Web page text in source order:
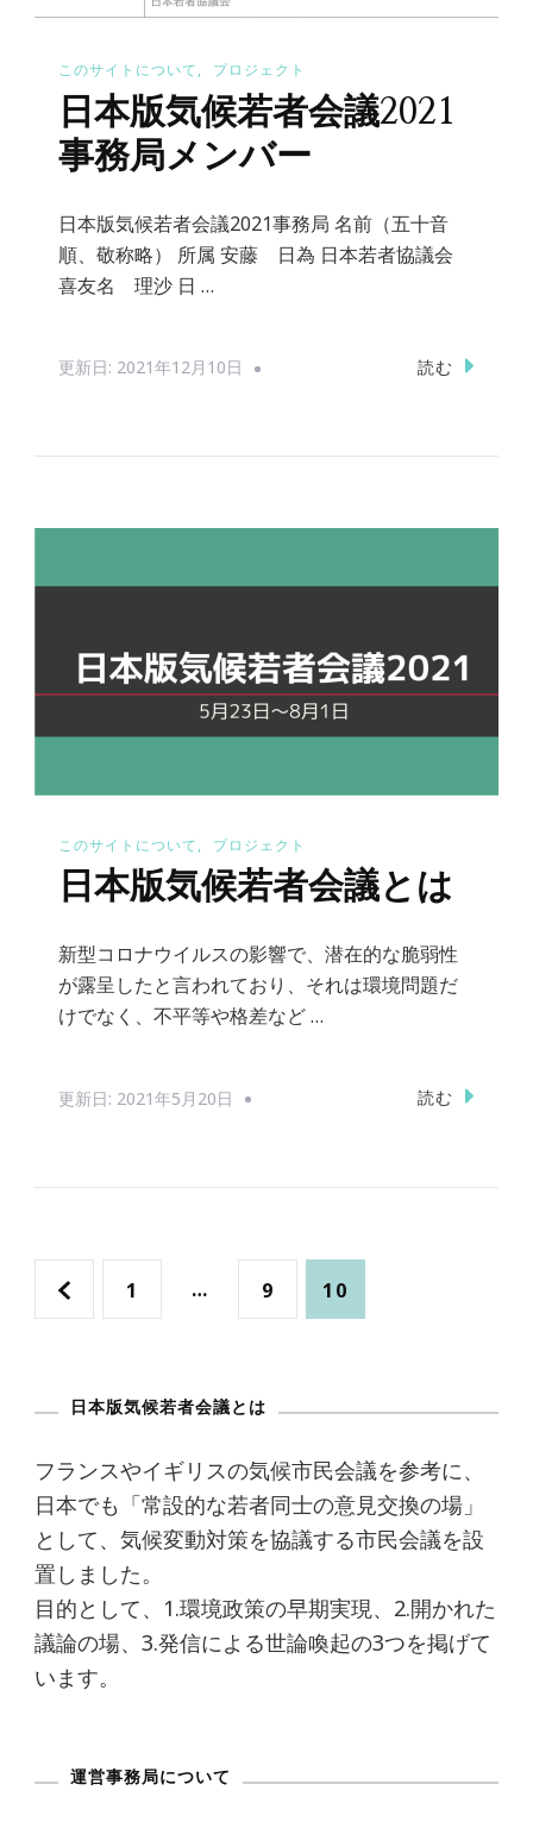
このサイトについて プロジェクト
日本版気候若者会議2021
事務局メンバー
日本版気候若者会議2021事務局 名前（五十音
順、敬称略） 所属 安藤 日為 日本若者協議会
喜友名 理沙 日 …
更新日: 2021年12月10日 読む
このサイトについて プロジェクト
日本版気候若者会議とは
新型コロナウイルスの影響で、潜在的な脆弱性
が露呈したと言われており、それは環境問題だ
けでなく、不平等や格差など …
更新日: 2021年5月20日 読む
投
の
ペ
ー
ジ
送
り
固
ペ
ー
ジ
1 … 固
ペ
ー
ジ
9 固
ペ
ー
ジ
10
日本版気候若者会議とは
フランスやイギリスの気候市民会議を参考に、
日本でも「常設的な若者同士の意見交換の場」
として、気候変動対策を協議する市民会議を設
置しました。
目的として、1.環境政策の早期実現、2.開かれた
議論の場、3.発信による世論喚起の3つを掲げて
います。
運営事務局について